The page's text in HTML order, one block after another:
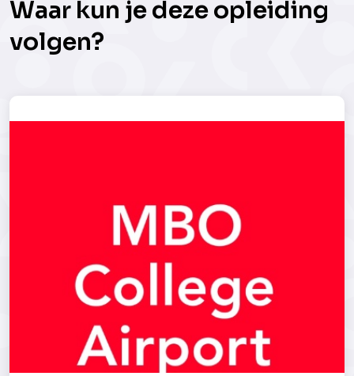
Waar kun je deze opleiding
volgen?